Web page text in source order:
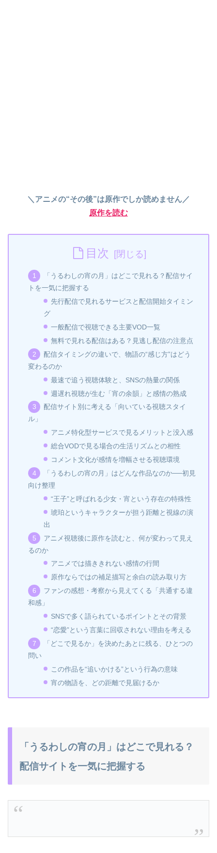
＼アニメの“その後”は原作でしか読めません／
原作を読む
目次
「うるわしの宵の月」はどこで見れる？配信サイ
トを一気に把握する
先行配信で見れるサービスと配信開始タイミン
グ
一般配信で視聴できる主要VOD一覧
無料で見れる配信はある？見逃し配信の注意点
配信タイミングの違いで、物語の“感じ方”はどう
変わるのか
最速で追う視聴体験と、SNSの熱量の関係
週遅れ視聴が生む「宵の余韻」と感情の熟成
配信サイト別に考える「向いている視聴スタイ
ル」
アニメ特化型サービスで見るメリットと没入感
総合VODで見る場合の生活リズムとの相性
コメント文化が感情を増幅させる視聴環境
「うるわしの宵の月」はどんな作品なのか──初見
向け整理
“王子”と呼ばれる少女・宵という存在の特殊性
琥珀というキャラクターが担う距離と視線の演
出
アニメ視聴後に原作を読むと、何が変わって見え
るのか
アニメでは描ききれない感情の行間
原作ならではの補足描写と余白の読み取り方
ファンの感想・考察から見えてくる「共通する違
和感」
SNSで多く語られているポイントとその背景
“恋愛”という言葉に回収されない理由を考える
「どこで見るか」を決めたあとに残る、ひとつの
問い
この作品を“追いかける”という行為の意味
宵の物語を、どの距離で見届けるか
「うるわしの宵の月」はどこで見れる？
配信サイトを一気に把握する